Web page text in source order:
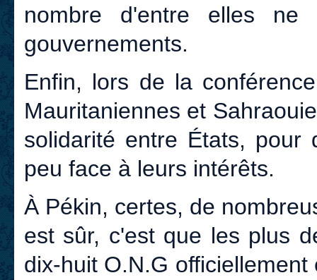
nombre d'entre elles ne
gouvernements.
Enfin, lors de la
Mauritaniennes et
solidarité entre États, pour
peu face à leurs intérêts.
À Pékin, certes, de
est sûr, c'est que les plus
dix-huit O.N.G